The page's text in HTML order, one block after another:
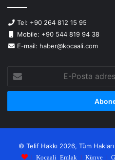
Tel: +90 264 812 15 95
Mobile: +90 544 819 94 38
E-mail: haber@kocaali.com
Posta
adresinizi
© Telif Hakkı 2026, Tüm
| Kocaali Emlak | Künye|